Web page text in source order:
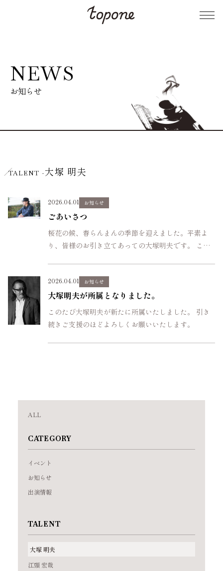
NEWS
お知らせ
TALENT -大塚 明夫
2026.04.01 お知らせ
ごあいさつ
桜花の候、春らんまんの季節を迎えました。平素よ
り、皆様のお引き立てあっての大塚明夫です。 この
すと途端に...
2026.04.01 お知らせ
大塚明夫が所属となりました。
このたび大塚明夫が新たに所属いたしました。 引き
続きご支援のほどよろしくお願いいたします。
ALL
CATEGORY
イベント
お知らせ
出演情報
TALENT
大塚 明夫
江頭 宏哉